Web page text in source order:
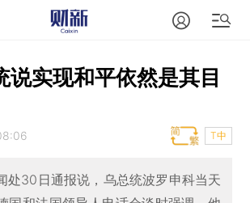
说实现和平依然是其目
T中
处30日通报说，乌总统波罗申科当天